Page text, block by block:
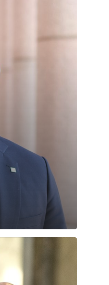
Joonas
Osallistu
EN
RU